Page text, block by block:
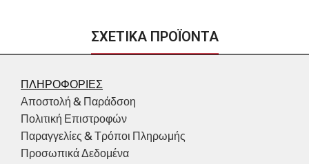
ΣΧΕΤΙΚΑ ΠΡΟΪΟΝΤΑ
ΠΛΗΡΟΦΟΡΙΕΣ
Αποστολή & Παράδσοη
Πολιτική Επιστροφών
Παραγγελίες & Τρόποι Πληρωμής
Προσωπικά Δεδομένα